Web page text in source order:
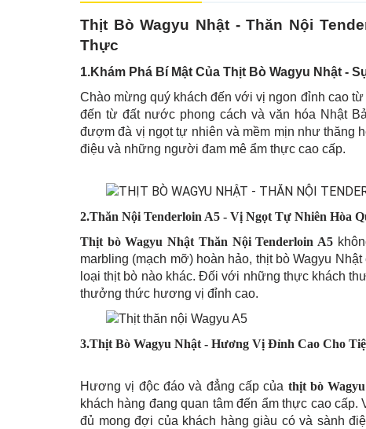
Thịt Bò Wagyu Nhật - Thăn Nội
Thực
1.Khám Phá Bí Mật Của Thịt Bò Wagyu Nhật -
Chào mừng quý khách đến với vị ngon đỉnh cao từ
đến từ đất nước phong cách và văn hóa Nhật
đượm đà vị ngọt tự nhiên và mềm mịn như thăng
điệu và những người đam mê ẩm thực cao cấp.
2.Thăn Nội Tenderloin A5 - Vị Ngọt Tự Nhiên Hòa
Thịt bò Wagyu Nhật Thăn Nội Tenderloin A5
marbling (mạch mỡ) hoàn hảo, thịt bò Wagyu
loại thịt bò nào khác. Đối với những thực khách
thưởng thức hương vị đỉnh cao.
3.Thịt Bò Wagyu Nhật - Hương Vị Đỉnh Cao Cho
Hương vị độc đáo và đẳng cấp của thịt bò
khách hàng đang quan tâm đến ẩm thực cao
đủ mong đợi của khách hàng giàu có và sành